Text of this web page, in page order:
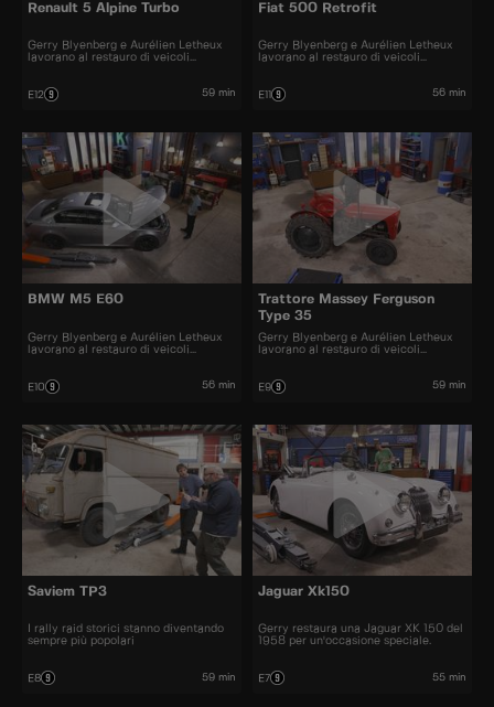
Renault 5 Alpine Turbo
Gerry Blyenberg e Aurélien Letheux
lavorano al restauro di veicoli
E12 59 min
Fiat 500 Retrofit
Gerry Blyenberg e Aurélien Letheux
lavorano al restauro di veicoli
E11 56 min
BMW M5 E60
Gerry Blyenberg e Aurélien Letheux
lavorano al restauro di veicoli
E10 56 min
Trattore Massey Ferguson
Type 35
Gerry Blyenberg e Aurélien Letheux
lavorano al restauro di veicoli
E9 59 min
Saviem TP3
I rally raid storici stanno diventando
sempre più popolari
E8 59 min
Jaguar Xk150
Gerry restaura una Jaguar XK 150 del
1958 per un'occasione speciale.
E7 55 min